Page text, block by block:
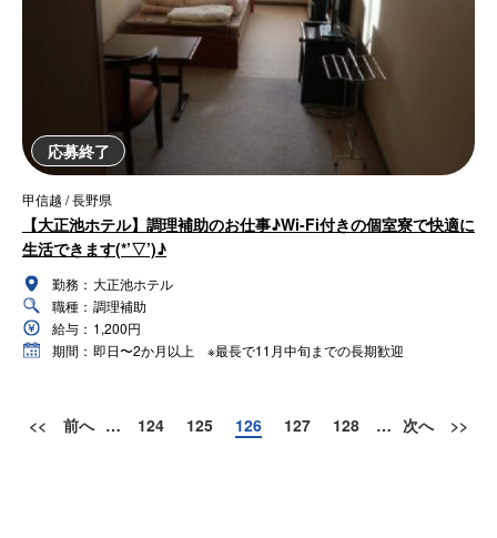
応募終了
甲信越 / 長野県
【大正池ホテル】調理補助のお仕事♪Wi-Fi付きの個室寮で快適に
生活できます(*’▽’)♪
勤務： 大正池ホテル
職種： 調理補助
給与： 1,200円
期間： 即日〜2か月以上 ※最長で11月中旬までの長期歓迎
<< 前へ … 124 125 126 127 128 … 次へ >>